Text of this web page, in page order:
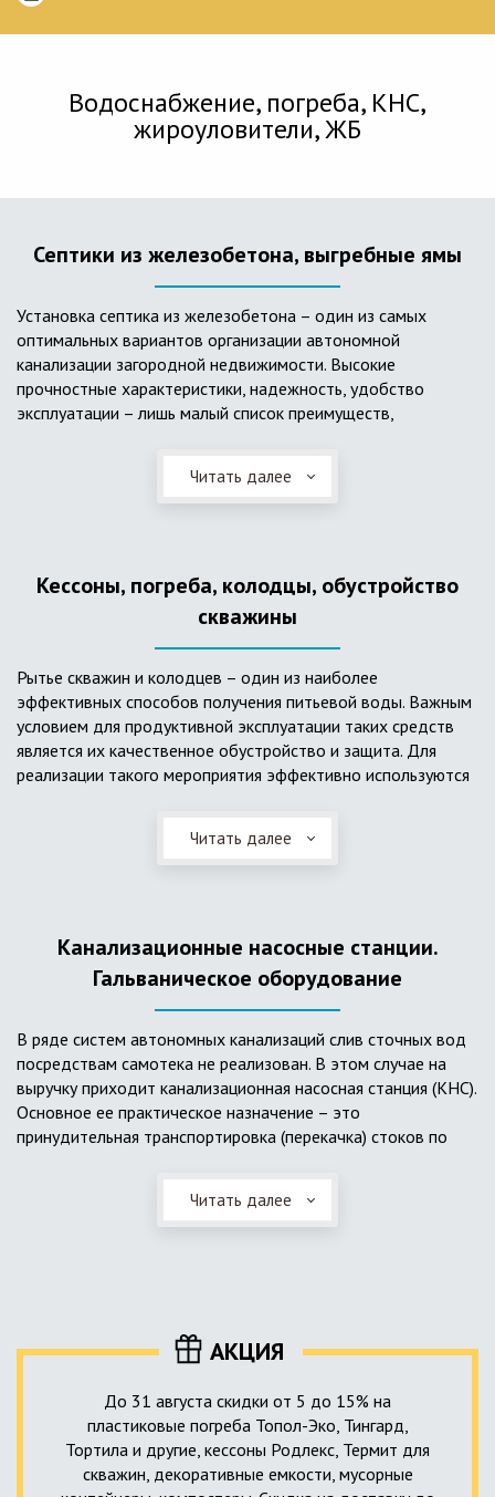
Водоснабжение, погреба, КНС,
жироуловители, ЖБ
Септики из железобетона, выгребные ямы
Установка септика из железобетона – один из самых
оптимальных вариантов организации автономной
канализации загородной недвижимости. Высокие
прочностные характеристики, надежность, удобство
эксплуатации – лишь малый список преимуществ,
Он независим от источников электроэнергии, прост в
применении, и стоек к внешним механическим
достоинства обуславливают большую популярность
септика из железобетонных колец.
Читать далее
Кессоны, погреба, колодцы, обустройство
скважины
Рытье скважин и колодцев – один из наиболее
эффективных способов получения питьевой воды. Важным
условием для продуктивной эксплуатации таких средств
является их качественное обустройство и защита. Для
реализации такого мероприятия эффективно используются
Главное и неоспоримое преимущество кессонов – это
возможность эксплуатации в условиях пониженных
подвержены промерзанию. Оптимальный вариант
установки железобетонных кессонов – это заниженный
уровень грунтовых вод (УГВ) на участке, а кессон,
выполненный из пластика, может служить на территории с
высоким УГВ.
Очищенная вода без перебоев – незабвенная мечта
каждого владельца загородного дома. Чтобы выполнить
установку кессонов, погребов и колодцев, вам непременно
следует воспользоваться услугами специалистов нашей
компании. Мы максимально оперативно и качественно
проведем весь комплекс изыскательских мероприятий,
выполним необходимые расчеты и проектирование,
Читать далее
Канализационные насосные станции.
Гальваническое оборудование
В ряде систем автономных канализаций слив сточных вод
посредствам самотека не реализован. В этом случае на
выручку приходит канализационная насосная станция (КНС).
Основное ее практическое назначение – это
принудительная транспортировка (перекачка) стоков по
Такая станция может позиционироваться как в подвальном
помещении дома, так и функционировать в условиях
от исполнения.
Читать далее
АКЦИЯ
До 31 августа скидки от 5 до 15% на
пластиковые погреба Топол-Эко, Тингард,
Тортила и другие, кессоны Родлекс, Термит для
скважин, декоративные емкости, мусорные